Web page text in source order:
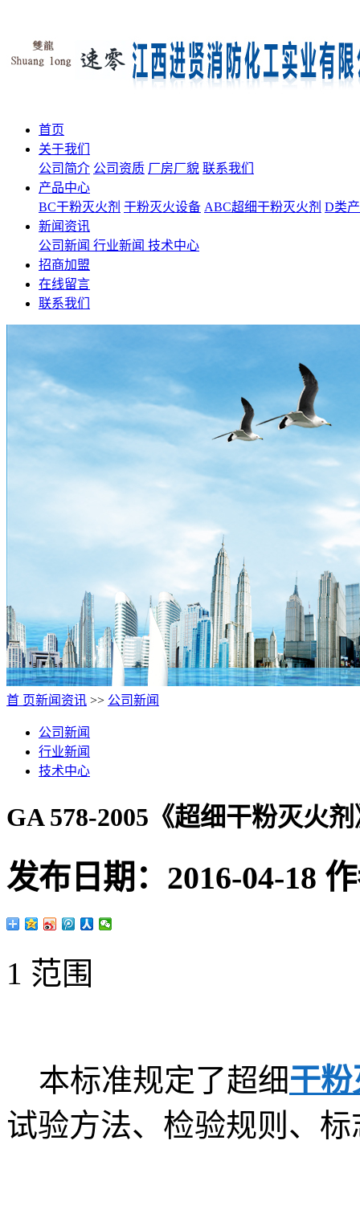
首页
关于我们
公司简介 公司资质 厂房厂貌 联系我们
产品中心
BC干粉灭火剂 干粉灭火设备 ABC超细干粉灭火剂 D类
新闻资讯
公司新闻 行业新闻 技术中心
招商加盟
在线留言
联系我们
首 页新闻资讯 >> 公司新闻
公司新闻
行业新闻
技术中心
GA 578-2005《超细干粉灭火
发布日期： 2016-04-18
1 范围
本标准规定了超细干
试验方法、检验规则、